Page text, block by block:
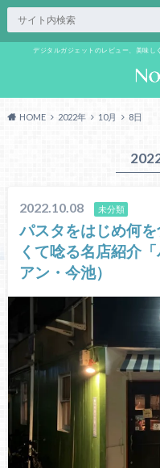
デジタルガジェットのレビュー、美味し
HOME 2022年 10月 8日
2022.10.08 未分類
パスタをはじめ何
くて唸る名店紹介
アン・今池）